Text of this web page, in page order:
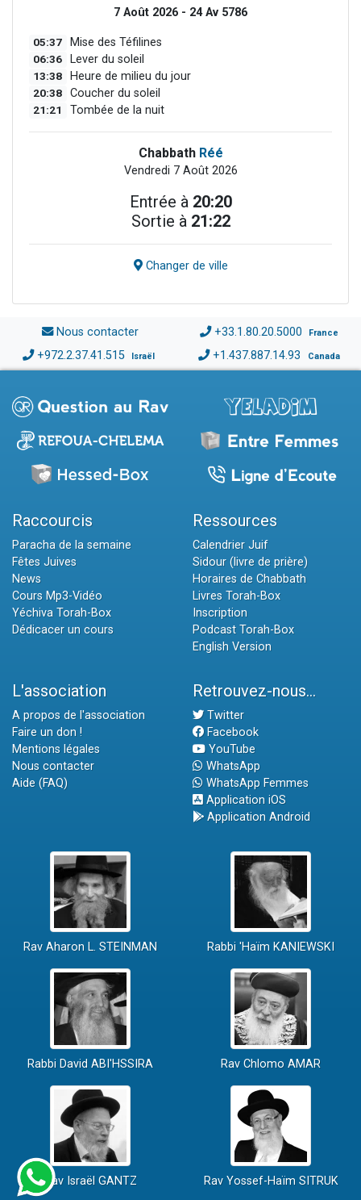
7 Août 2026 - 24 Av 5786
05:37 Mise des Téfilines
06:36 Lever du soleil
13:38 Heure de milieu du jour
20:38 Coucher du soleil
21:21 Tombée de la nuit
Chabbath Réé
Vendredi 7 Août 2026
Entrée à 20:20
Sortie à 21:22
Changer de ville
Nous contacter +33.1.80.20.5000 France
+972.2.37.41.515 Israël +1.437.887.14.93 Canada
Raccourcis
Paracha de la semaine
Fêtes Juives
News
Cours Mp3-Vidéo
Yéchiva Torah-Box
Dédicacer un cours
Ressources
Calendrier Juif
Sidour (livre de prière)
Horaires de Chabbath
Livres Torah-Box
Inscription
Podcast Torah-Box
English Version
L'association
A propos de l'association
Faire un don !
Mentions légales
Nous contacter
Aide (FAQ)
Retrouvez-nous...
Twitter
Facebook
YouTube
WhatsApp
WhatsApp Femmes
Application iOS
Application Android
Rav Aharon L. STEINMAN Rabbi 'Haïm KANIEWSKI
Rabbi David ABI'HSSIRA Rav Chlomo AMAR
Rav Israël GANTZ Rav Yossef-Haïm SITRUK